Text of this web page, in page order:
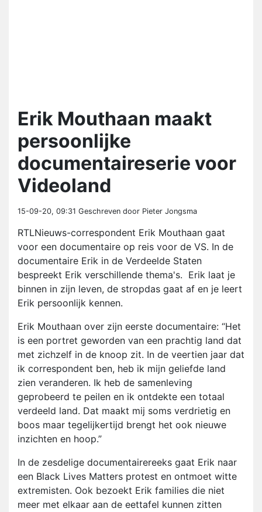
Erik Mouthaan maakt
persoonlijke
documentaireserie voor
Videoland
15-09-20, 09:31 Geschreven door Pieter Jongsma
RTLNieuws-correspondent Erik Mouthaan gaat
voor een documentaire op reis voor de VS. In de
documentaire Erik in de Verdeelde Staten
bespreekt Erik verschillende thema's. Erik laat je
binnen in zijn leven, de stropdas gaat af en je leert
Erik persoonlijk kennen.
Erik Mouthaan over zijn eerste documentaire: “Het
is een portret geworden van een prachtig land dat
met zichzelf in de knoop zit. In de veertien jaar dat
ik correspondent ben, heb ik mijn geliefde land
zien veranderen. Ik heb de samenleving
geprobeerd te peilen en ik ontdekte een totaal
verdeeld land. Dat maakt mij soms verdrietig en
boos maar tegelijkertijd brengt het ook nieuwe
inzichten en hoop.”
In de zesdelige documentairereeks gaat Erik naar
een Black Lives Matters protest en ontmoet witte
extremisten. Ook bezoekt Erik families die niet
meer met elkaar aan de eettafel kunnen zitten